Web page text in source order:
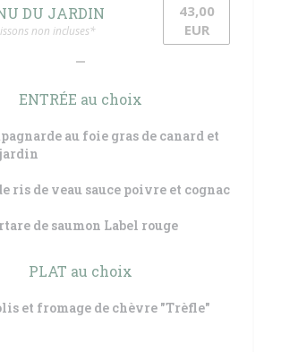
DU JARDIN
non incluses*
43,00
EUR
ENTRÉE au choix
au foie gras de canard et
ris de veau sauce poivre et cognac
de saumon Label rouge
PLAT au choix
et fromage de chèvre "Trèfle"